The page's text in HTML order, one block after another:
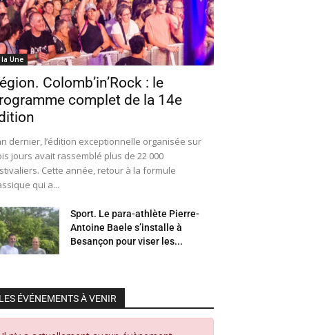
la Une
Colomb’in’Rock : le
complet de la 14e
dernier, l’édition exceptionnelle organisée sur
jours avait rassemblé plus de 22 000
Cette année, retour à la formule
qui a...
Sport. Le para-athlète Pierre-
Antoine Baele s’installe à
Besançon pour viser les...
LES ÉVÉNEMENTS À VENIR